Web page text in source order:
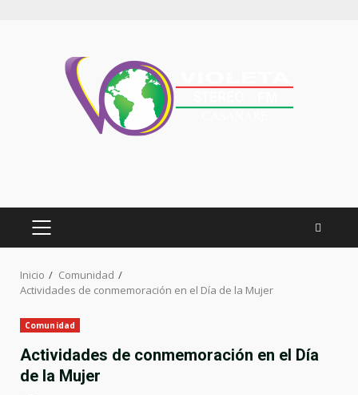
Inicio
Comunidad
Actividades de conmemoración en el Día de la Mujer
Comunidad
Actividades de conmemoración en el Día
de la Mujer